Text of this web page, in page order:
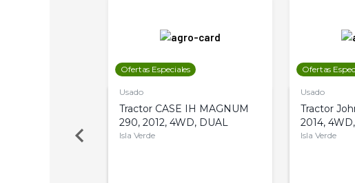
Ofertas Especiales
Usado
Tractor CASE IH MAGNUM
290, 2012, 4WD, DUAL
Isla Verde
Ofertas
Usado
Tractor
2014,
Isla Verde